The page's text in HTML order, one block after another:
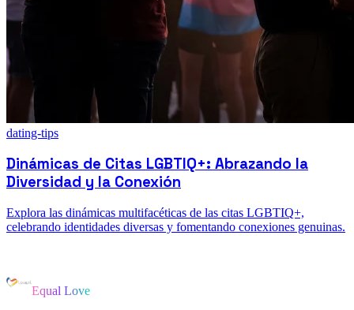
dating-tips
Dinámicas de Citas LGBTIQ+: Abrazando la
Diversidad y la Conexión
Explora las dinámicas multifacéticas de las citas LGBTIQ+,
celebrando identidades diversas y fomentando conexiones genuinas.
Equal Love